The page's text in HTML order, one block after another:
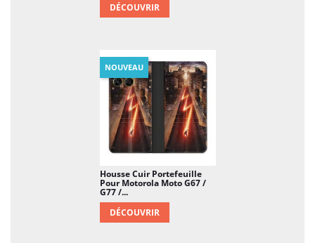
DÉCOUVRIR
Housse Cuir Portefeuille
Pour Motorola Moto G67 /
G77 /...
DÉCOUVRIR
NOUVEAU